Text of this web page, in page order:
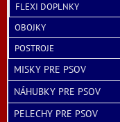
FLEXI DOPLNKY
OBOJKY
POSTROJE
MISKY PRE PSOV
NÁHUBKY PRE PSOV
PELECHY PRE PSOV